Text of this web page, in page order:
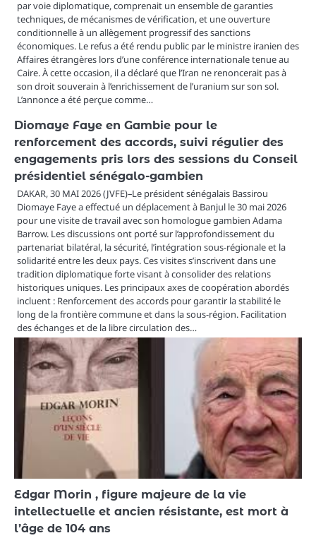
par voie diplomatique, comprenait un ensemble de garanties
techniques, de mécanismes de vérification, et une ouverture
conditionnelle à un allègement progressif des sanctions
économiques. Le refus a été rendu public par le ministre iranien des
Affaires étrangères lors d’une conférence internationale tenue au
Caire. À cette occasion, il a déclaré que l’Iran ne renoncerait pas à
son droit souverain à l’enrichissement de l’uranium sur son sol.
L’annonce a été perçue comme…
Diomaye Faye en Gambie pour le
renforcement des accords, suivi régulier des
engagements pris lors des sessions du Conseil
présidentiel sénégalo-gambien
DAKAR, 30 MAI 2026 (JVFE)–Le président sénégalais Bassirou
Diomaye Faye a effectué un déplacement à Banjul le 30 mai 2026
pour une visite de travail avec son homologue gambien Adama
Barrow. Les discussions ont porté sur l’approfondissement du
partenariat bilatéral, la sécurité, l’intégration sous-régionale et la
solidarité entre les deux pays. Ces visites s’inscrivent dans une
tradition diplomatique forte visant à consolider des relations
historiques uniques. Les principaux axes de coopération abordés
incluent : Renforcement des accords pour garantir la stabilité le
long de la frontière commune et dans la sous-région. Facilitation
des échanges et de la libre circulation des…
Edgar Morin , figure majeure de la vie
intellectuelle et ancien résistante, est mort à
l’âge de 104 ans